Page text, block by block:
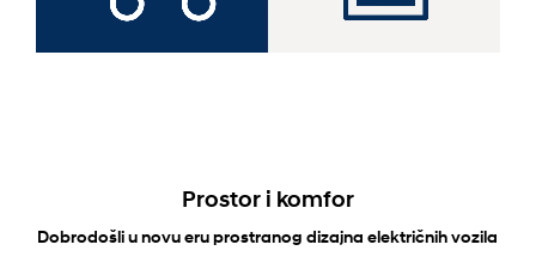
Prostor i komfor
Dobrodošli u novu eru prostranog dizajna električnih vozila